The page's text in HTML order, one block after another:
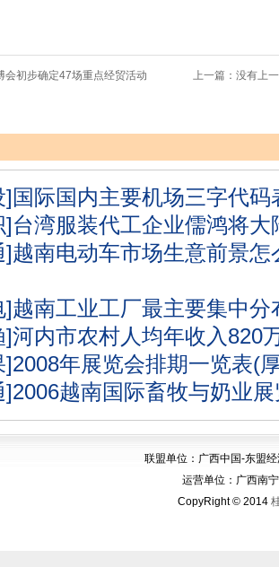
会初步确定47场重点经贸活动 上一篇：没有上一
]国际国内主要机场三字代码
]台湾服装代工企业儒鸿将
]越南电动车市场生意前景怎
]越南工业工厂最主要集中分
]河内市农村人均年收入820
]2008年展览会排期一览表(
]2006越南国际畜牧与奶业
联盟单位：广西中国-东盟
运营单位：广西南
CopyRight © 2014